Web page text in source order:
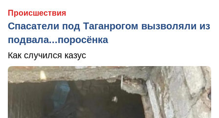
Происшествия
Спасатели под Таганрогом вызволяли из
подвала...поросёнка
Как случился казус